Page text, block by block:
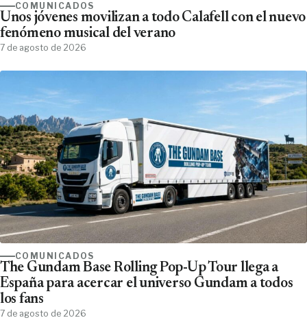
COMUNICADOS
Unos jóvenes movilizan a todo Calafell con el nuevo
fenómeno musical del verano
7 de agosto de 2026
COMUNICADOS
The Gundam Base Rolling Pop-Up Tour llega a
España para acercar el universo Gundam a todos
los fans
7 de agosto de 2026